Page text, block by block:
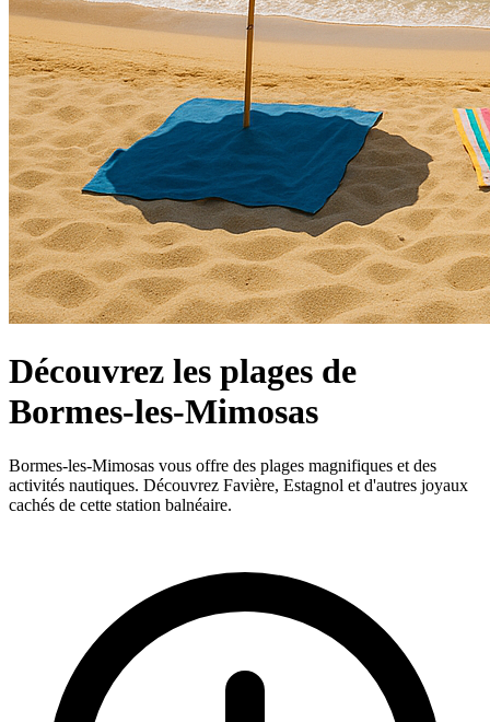
Découvrez les plages de
Bormes-les-Mimosas
Bormes-les-Mimosas vous offre des plages magnifiques et des
activités nautiques. Découvrez Favière, Estagnol et d'autres joyaux
cachés de cette station balnéaire.